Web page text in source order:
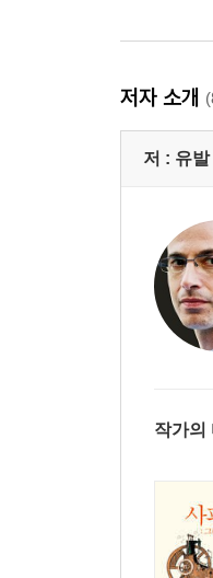
저자 소개
저 : 유발
작가의